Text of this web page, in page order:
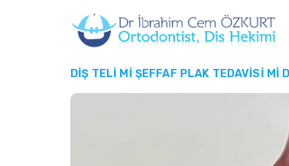
DIŞ TELI MI ŞEFFAF PLAK TEDAVISI MI